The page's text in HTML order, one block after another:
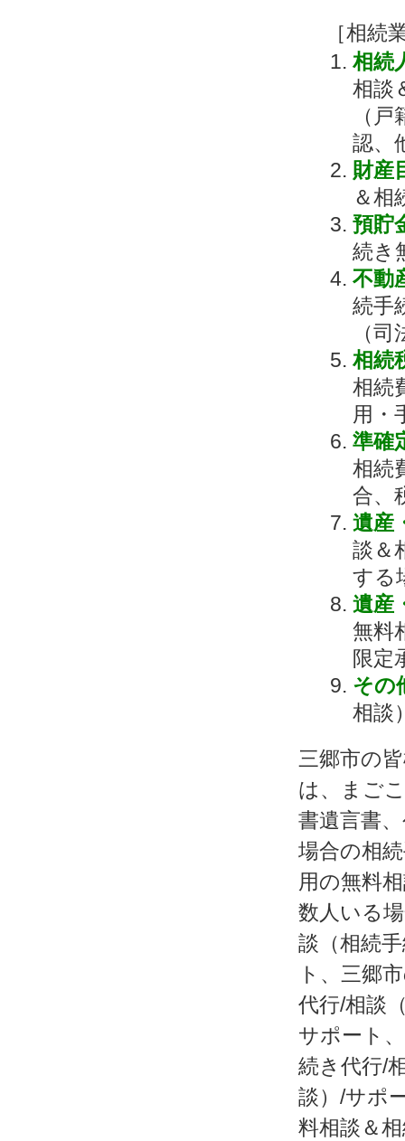
［相続
相続
相談
（
認、
財産
＆相
預貯
続き
不動
続手
（
相続
相続
用・
準確
相続
合、
遺産
談＆
する
遺産
無料
限定
その
相談
三郷市の
は、まご
書遺言書
場合の相
用の無料
数人いる
談（相続
ト、三郷
代行/相談
サポート
続き代行/
談）/サポ
料相談＆